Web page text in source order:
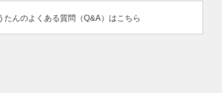
たんのよくある質問（Q&A）はこちら